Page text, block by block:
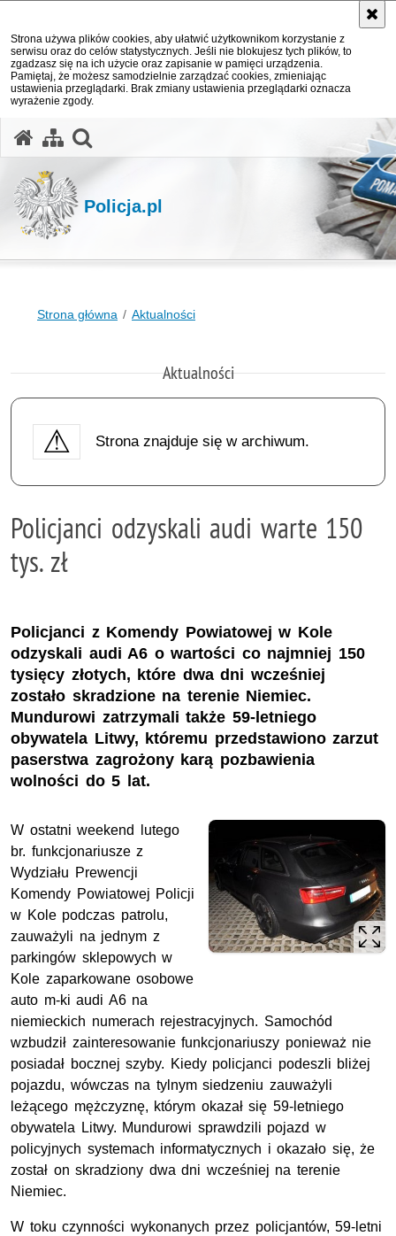
Strona używa plików cookies, aby ułatwić użytkownikom korzystanie z
serwisu oraz do celów statystycznych. Jeśli nie blokujesz tych plików, to
zgadzasz się na ich użycie oraz zapisanie w pamięci urządzenia.
Pamiętaj, że możesz samodzielnie zarządzać cookies, zmieniając
ustawienia przeglądarki. Brak zmiany ustawienia przeglądarki oznacza
wyrażenie zgody.
Policja.pl
Strona główna Aktualności
Aktualności
Strona znajduje się w archiwum.
Policjanci odzyskali audi warte 150
tys. zł
Policjanci z Komendy Powiatowej w Kole
odzyskali audi A6 o wartości co najmniej 150
tysięcy złotych, które dwa dni wcześniej
zostało skradzione na terenie Niemiec.
Mundurowi zatrzymali także 59-letniego
obywatela Litwy, któremu przedstawiono zarzut
paserstwa zagrożony karą pozbawienia
wolności do 5 lat.
W ostatni weekend lutego
br. funkcjonariusze z
Wydziału Prewencji
Komendy Powiatowej Policji
w Kole podczas patrolu,
zauważyli na jednym z
parkingów sklepowych w
Kole zaparkowane osobowe
auto m-ki audi A6 na
niemieckich numerach rejestracyjnych. Samochód
wzbudził zainteresowanie funkcjonariuszy ponieważ nie
posiadał bocznej szyby. Kiedy policjanci podeszli bliżej
pojazdu, wówczas na tylnym siedzeniu zauważyli
leżącego mężczyznę, którym okazał się 59-letniego
obywatela Litwy. Mundurowi sprawdzili pojazd w
policyjnych systemach informatycznych i okazało się, że
został on skradziony dwa dni wcześniej na terenie
Niemiec.
W toku czynności wykonanych przez policjantów, 59-letni